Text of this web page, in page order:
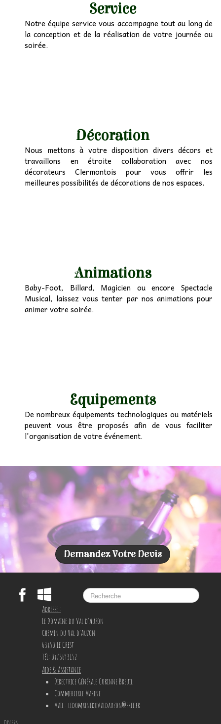
Service
Notre équipe service vous accompagne tout au long de
la conception et de la réalisation de votre journée ou
soirée.
Décoration
Nous mettons à votre disposition divers décors et
travaillons en étroite collaboration avec nos
décorateurs Clermontois pour vous offrir les
meilleures possibilités de décorations de nos espaces.
Animations
Baby-Foot, Billard, Magicien ou encore Spectacle
Musical, laissez vous tenter par nos animations pour
animer votre soirée.
Equipements
De nombreux équipements technologiques ou matériels
peuvent vous être proposés afin de vous faciliter
l'organisation de votre événement.
Demandez Votre Devis
Adresse :
Le Domaine du Val d'Auzon
Chemin du Val d'Auzon
63450 Le Crest
Tél: 0473693152
Aide & Assistance
Directrice Générale Corinne Breuil
Commerciale Marine
Mail : ledomaineduvaldauzon@free.fr